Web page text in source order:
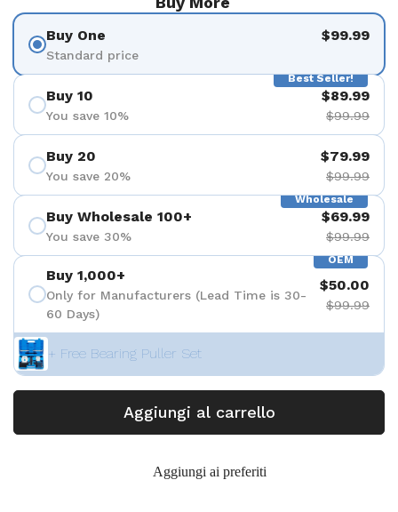
Buy One
Standard price
$99.99
Best Seller!
Buy 10
You save 10%
$89.99
$99.99
Buy 20
You save 20%
$79.99
$99.99
Wholesale
Buy Wholesale 100+
You save 30%
$69.99
$99.99
OEM
Buy 1,000+
Only for Manufacturers (Lead Time is 30-
60 Days)
$50.00
$99.99
+ Free Bearing Puller Set
Aggiungi al carrello
Aggiungi ai preferiti